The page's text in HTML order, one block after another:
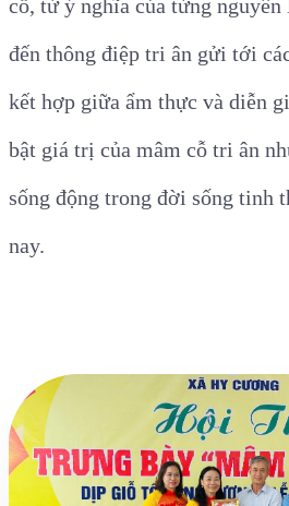
cỗ, từ ý nghĩa của từng nguyên
đến thông điệp tri ân gửi tới
kết hợp giữa ẩm thực và diễn
bật giá trị của mâm cỗ tri ân
sống động trong đời sống tinh
nay.